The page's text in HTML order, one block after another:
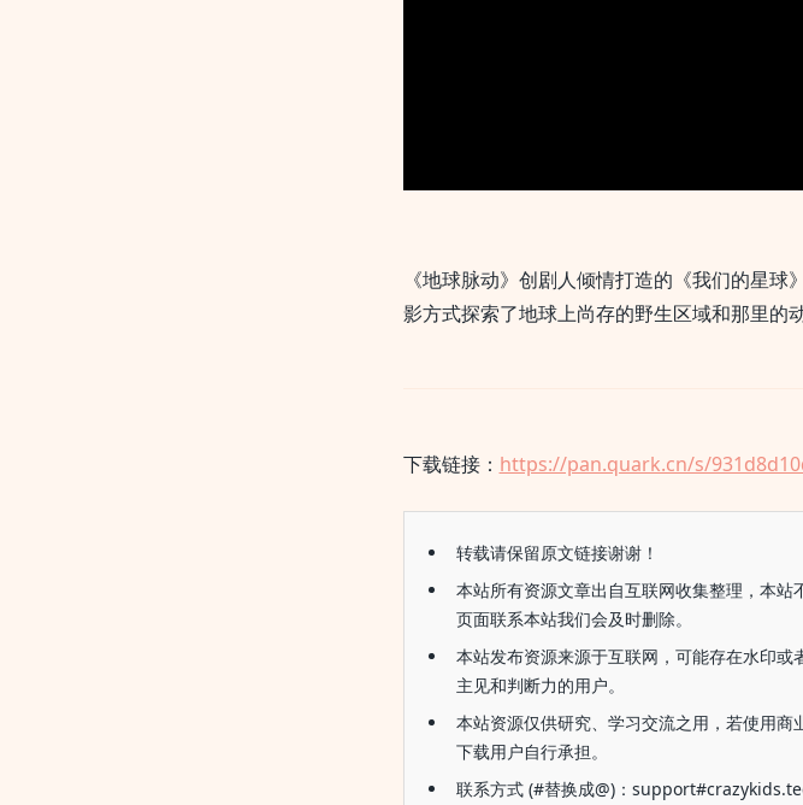
《地球脉动》创剧人倾情打造的《我们的星
影方式探索了地球上尚存的野生区域和那里的动
下载链接： https://pan.quark.cn/s/
转载请保留原文链接谢谢！
本站所有资源文章出自互联网收集整理，本
页面联系本站我们会及时删除。
本站发布资源来源于互联网，可能存在水印
主见和判断力的用户。
本站资源仅供研究、学习交流之用，若使用
下载用户自行承担。
联系方式 (#替换成@)：